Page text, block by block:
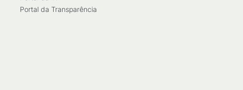
Portal da Transparência